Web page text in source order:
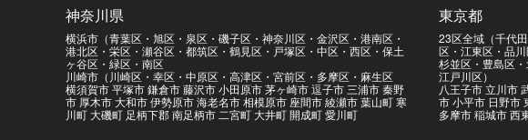
神奈川県
横浜市（青葉区・旭区・泉区・磯子区・神奈川区・金沢区・港南区・
港北区・栄区・瀬谷区・都筑区・鶴見区・戸塚区・中区・西区・保土
ヶ谷区・緑区・南区
川崎市（川崎区・幸区・中原区・高津区・宮前区・多摩区・麻生区
横須賀市 平塚市 鎌倉市 藤沢市 小田原市 茅ヶ崎市 逗子市 三浦市 秦野
市 厚木市 大和市 伊勢原市 海老名市 相模原市 座間市 綾瀬市 葉山町 寒
川町 大磯町 足柄下郡 南足柄市 二宮町 大井町 開成町 愛川町
東京都
23区全域（千代
区・江東区・品
杉並区・豊島区
江戸川区）
八王子市 立川市
市 小平市 日野市
多摩市 稲城市 西